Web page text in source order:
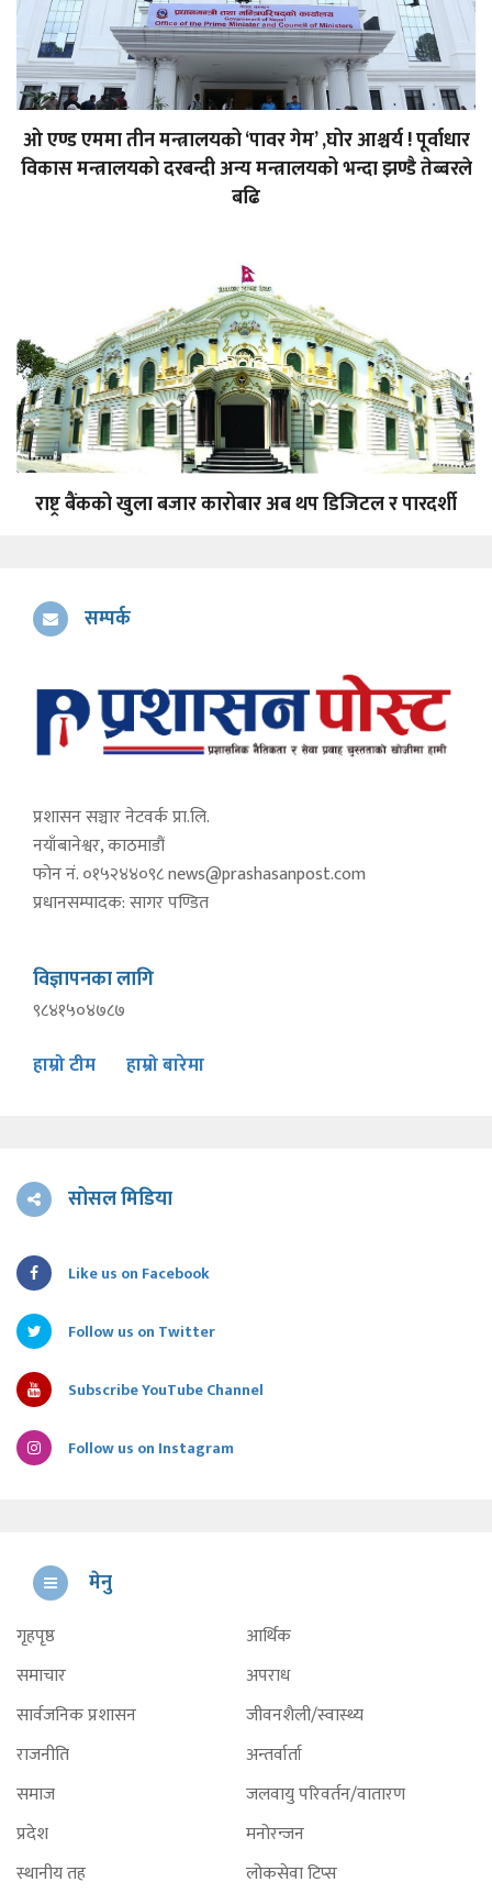
ओ एण्ड एममा तीन मन्त्रालयको ‘पावर गेम’ ,घोर आश्चर्य ! पूर्वाधार
विकास मन्त्रालयको दरबन्दी अन्य मन्त्रालयको भन्दा झण्डै तेब्बरले
बढि
राष्ट्र बैंकको खुला बजार कारोबार अब थप डिजिटल र पारदर्शी
सम्पर्क
प्रशासन सञ्चार नेटवर्क प्रा.लि.
नयाँबानेश्वर, काठमाडौं
फोन नं. ०१५२४४०९८news@prashasanpost.com
प्रधानसम्पादक: सागर पण्डित
विज्ञापनका लागि
९८४१५०४७८७
हाम्रो टीम हाम्रो बारेमा
सोसल मिडिया
Like us on Facebook
Follow us on Twitter
Subscribe YouTube Channel
Follow us on Instagram
मेनु
गृहपृष्ठ
समाचार
सार्वजनिक प्रशासन
राजनीति
समाज
प्रदेश
स्थानीय तह
आर्थिक
अपराध
जीवनशैली/स्वास्थ्य
अन्तर्वार्ता
जलवायु परिवर्तन/वातारण
मनोरन्जन
लोकसेवा टिप्स